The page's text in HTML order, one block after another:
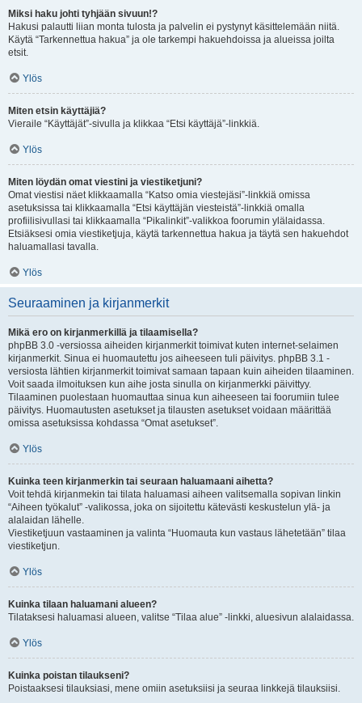
Miksi haku johti tyhjään sivuun!?
Hakusi palautti liian monta tulosta ja palvelin ei pystynyt käsittelemään niitä.
Käytä “Tarkennettua hakua” ja ole tarkempi hakuehdoissa ja alueissa joilta
etsit.
Ylös
Miten etsin käyttäjiä?
Vieraile “Käyttäjät”-sivulla ja klikkaa “Etsi käyttäjä”-linkkiä.
Ylös
Miten löydän omat viestini ja viestiketjuni?
Omat viestisi näet klikkaamalla “Katso omia viestejäsi”-linkkiä omissa
asetuksissa tai klikkaamalla “Etsi käyttäjän viesteistä”-linkkiä omalla
profiilisivullasi tai klikkaamalla “Pikalinkit”-valikkoa foorumin ylälaidassa.
Etsiäksesi omia viestiketjuja, käytä tarkennettua hakua ja täytä sen hakuehdot
haluamallasi tavalla.
Ylös
Seuraaminen ja kirjanmerkit
Mikä ero on kirjanmerkillä ja tilaamisella?
phpBB 3.0 -versiossa aiheiden kirjanmerkit toimivat kuten internet-selaimen
kirjanmerkit. Sinua ei huomautettu jos aiheeseen tuli päivitys. phpBB 3.1 -
versiosta lähtien kirjanmerkit toimivat samaan tapaan kuin aiheiden tilaaminen.
Voit saada ilmoituksen kun aihe josta sinulla on kirjanmerkki päivittyy.
Tilaaminen puolestaan huomauttaa sinua kun aiheeseen tai foorumiin tulee
päivitys. Huomautusten asetukset ja tilausten asetukset voidaan määrittää
omissa asetuksissa kohdassa “Omat asetukset”.
Ylös
Kuinka teen kirjanmerkin tai seuraan haluamaani aihetta?
Voit tehdä kirjanmekin tai tilata haluamasi aiheen valitsemalla sopivan linkin
“Aiheen työkalut” -valikossa, joka on sijoitettu kätevästi keskustelun ylä- ja
alalaidan lähelle.
Viestiketjuun vastaaminen ja valinta “Huomauta kun vastaus lähetetään” tilaa
viestiketjun.
Ylös
Kuinka tilaan haluamani alueen?
Tilataksesi haluamasi alueen, valitse “Tilaa alue” -linkki, aluesivun alalaidassa.
Ylös
Kuinka poistan tilaukseni?
Poistaaksesi tilauksiasi, mene omiin asetuksiisi ja seuraa linkkejä tilauksiisi.